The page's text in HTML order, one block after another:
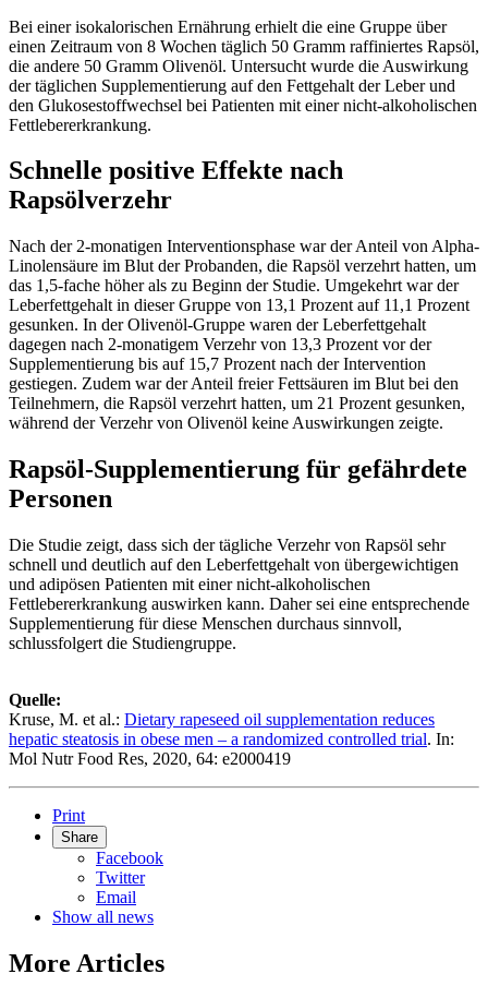
Bei einer isokalorischen Ernährung erhielt die eine Gruppe über
einen Zeitraum von 8 Wochen täglich 50 Gramm raffiniertes Rapsöl,
die andere 50 Gramm Olivenöl. Untersucht wurde die Auswirkung
der täglichen Supplementierung auf den Fettgehalt der Leber und
den Glukosestoffwechsel bei Patienten mit einer nicht-alkoholischen
Fettlebererkrankung.
Schnelle positive Effekte nach
Rapsölverzehr
Nach der 2-monatigen Interventionsphase war der Anteil von Alpha-
Linolensäure im Blut der Probanden, die Rapsöl verzehrt hatten, um
das 1,5-fache höher als zu Beginn der Studie. Umgekehrt war der
Leberfettgehalt in dieser Gruppe von 13,1 Prozent auf 11,1 Prozent
gesunken. In der Olivenöl-Gruppe waren der Leberfettgehalt
dagegen nach 2-monatigem Verzehr von 13,3 Prozent vor der
Supplementierung bis auf 15,7 Prozent nach der Intervention
gestiegen. Zudem war der Anteil freier Fettsäuren im Blut bei den
Teilnehmern, die Rapsöl verzehrt hatten, um 21 Prozent gesunken,
während der Verzehr von Olivenöl keine Auswirkungen zeigte.
Rapsöl-Supplementierung für gefährdete
Personen
Die Studie zeigt, dass sich der tägliche Verzehr von Rapsöl sehr
schnell und deutlich auf den Leberfettgehalt von übergewichtigen
und adipösen Patienten mit einer nicht-alkoholischen
Fettlebererkrankung auswirken kann. Daher sei eine entsprechende
Supplementierung für diese Menschen durchaus sinnvoll,
schlussfolgert die Studiengruppe.
Quelle:
Kruse, M. et al.: Dietary rapeseed oil supplementation reduces
hepatic steatosis in obese men – a randomized controlled trial. In:
Mol Nutr Food Res, 2020, 64: e2000419
Print
Share
Facebook
Twitter
Email
Show all news
More Articles